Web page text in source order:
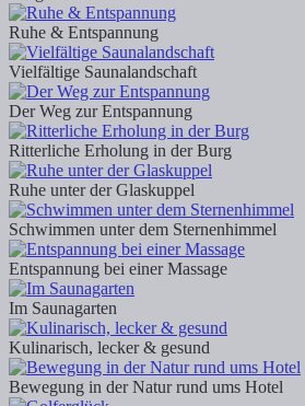
Ruhe & Entspannung
Vielfältige Saunalandschaft
Der Weg zur Entspannung
Ritterliche Erholung in der Burg
Ruhe unter der Glaskuppel
Schwimmen unter dem Sternenhimmel
Entspannung bei einer Massage
Im Saunagarten
Kulinarisch, lecker & gesund
Bewegung in der Natur rund ums Hotel